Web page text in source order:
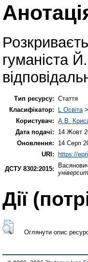
гуманіста
Тип ресурсу: Стаття
Класифікатор:
L Освіта >
Користувач: А.В.
Дата подачі:
14 Жовт
Оновлення:
14 Серп
URI: https://
ДСТУ 8302:2015:
Дії
Оглянути опис